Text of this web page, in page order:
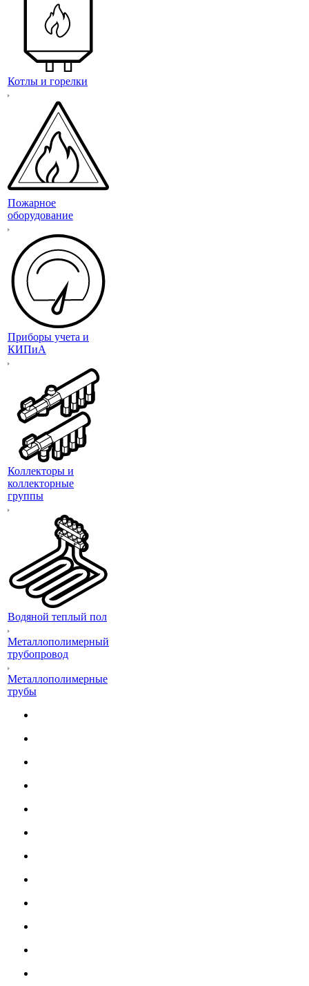
Котлы и горелки
Пожарное
оборудование
Приборы учета и
КИПиА
Коллекторы и
коллекторные
группы
Водяной теплый пол
Металлополимерный
трубопровод
Металлополимерные
трубы